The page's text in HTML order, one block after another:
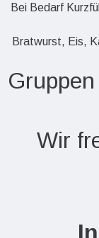
Bei Bedarf
Bratwurst, Eis,
Wir